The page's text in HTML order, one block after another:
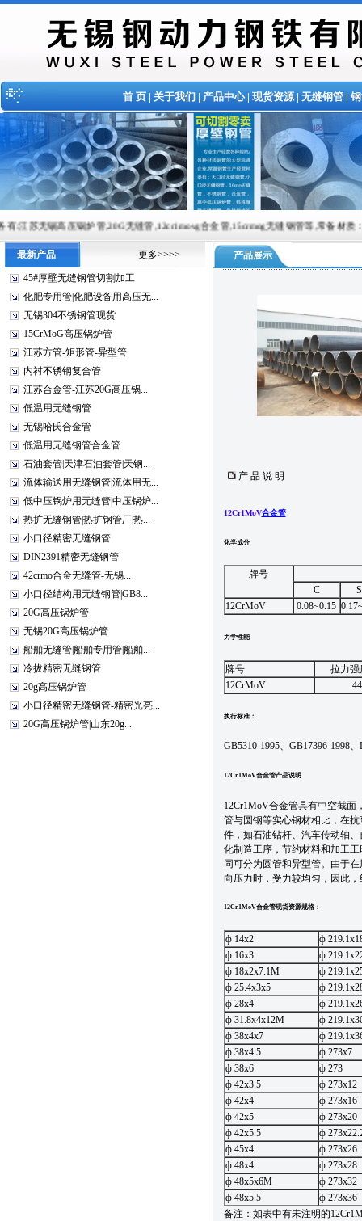
首 页 | 关于我们 | 产品中心| 现货资源| 无缝钢管 |
苏无锡高压锅炉管,20G无缝管,12cr1movg合金管,15crmog无缝钢管等,常备材质
最新产品 更多>>>>
45#厚壁无缝钢管切割加工
化肥专用管|化肥设备用高压无...
无锡304不锈钢管现货
15CrMoG高压锅炉管
江苏方管-矩形管-异型管
内衬不锈钢复合管
江苏合金管-江苏20G高压锅...
低温用无缝钢管
无锡哈氏合金管
低温用无缝钢管合金管
石油套管|天津石油套管|天钢...
流体输送用无缝钢管|流体用无...
低中压锅炉用无缝管|中压锅炉...
热扩无缝钢管|热扩钢管厂|热...
小口径精密无缝钢管
DIN2391精密无缝钢管
42crmo合金无缝管-无锡...
小口径结构用无缝钢管|GB8...
20G高压锅炉管
无锡20G高压锅炉管
船舶无缝管|船舶专用管|船舶...
冷拔精密无缝钢管
20g高压锅炉管
小口径精密无缝钢管-精密光亮...
20G高压锅炉管|山东20g...
产品展示
产 品 说 明
12Cr1MoV合金管
化学成分
牌号
C
12CrMoV
0.08~0.15
力学性能
牌号
拉力强
12CrMoV
执行标准：
GB5310-1995、GB17396-1998
12Cr1MoV合金管产品说明
12Cr1MoV合金管具有中空截
管与圆钢等实心钢材相比，在
件，如石油钻杆、汽车传动轴
化制造工序，节约材料和加工
同可分为圆管和异型管。由于
向压力时，受力较均匀，因此
12Cr1MoV合金管现货资源规格：
ф 14x2
ф
ф 16x3
ф
ф 18x2x7.1M
ф
ф 25.4x3x5
ф
ф 28x4
ф
ф 31.8x4x12M
ф
ф 38x4x7
ф
ф 38x4.5
ф 273x7
ф 38x6
ф 273
ф 42x3.5
ф 273x12
ф 42x4
ф 273x16
ф 42x5
ф 273x20
ф 42x5.5
ф
ф 45x4
ф 273x26
ф 48x4
ф 273x28
ф 48x5x6M
ф 273x32
ф 48x5.5
ф 273x36
备注：如表中有未注明的